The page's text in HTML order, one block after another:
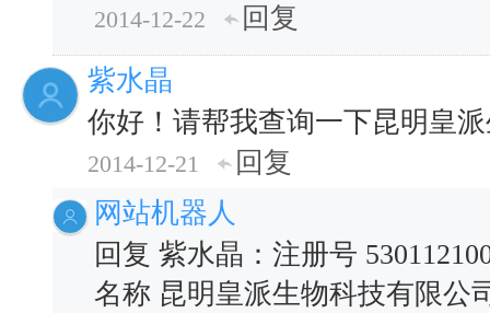
2014-12-22
回复
紫水晶
你好！请帮我查询一下昆明皇
2014-12-21
回复
网站机器人
回复 紫水晶：注册号
名称 昆明皇派生物科技有限公